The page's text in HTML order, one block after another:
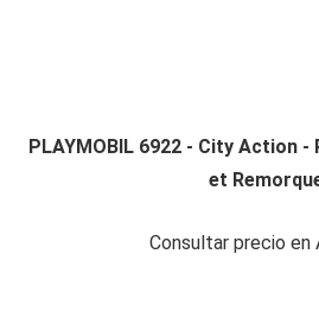
PLAYMOBIL 6922 - City Action
et
Consultar precio en